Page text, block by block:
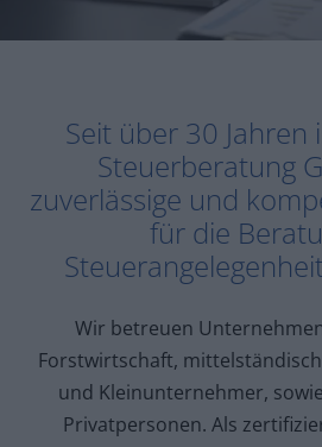
Seit über 30 Jahren
Steuerberatung
zuverlässige und
für die
Wir betreuen
Forstwirtschaft,
und Kleinunternehmer,
Privatpersonen. Als